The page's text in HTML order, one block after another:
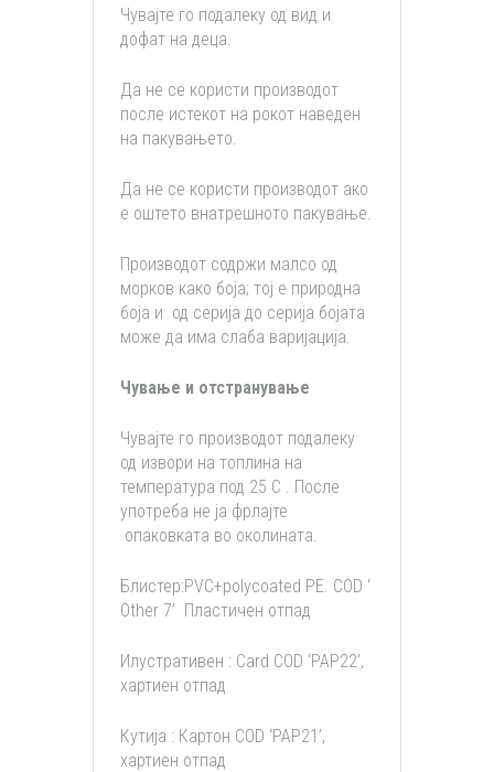
Чувајте го подалеку од вид и
дофат на деца.
Да не се користи производот
после истекот на рокот наведен
на пакувањето.
Да не се користи производот ако
е оштето внатрешното пакување.
Производот содржи малсо од
морков како боја; тој е природна
боја и од серија до серија бојата
може да има слаба варијација.
Чување и отстранување
Чувајте го производот подалеку
од извори на топлина на
температура под 25 С . После
употреба не ја фрлајте
опаковката во околината.
Блистер:PVC+polycoated PE. COD ‘
Other 7’ Пластичен отпад
Илустративен : Card COD ‘PAP22’,
хартиен отпад
Кутија : Картон COD ‘PAP21’,
хартиен отпад